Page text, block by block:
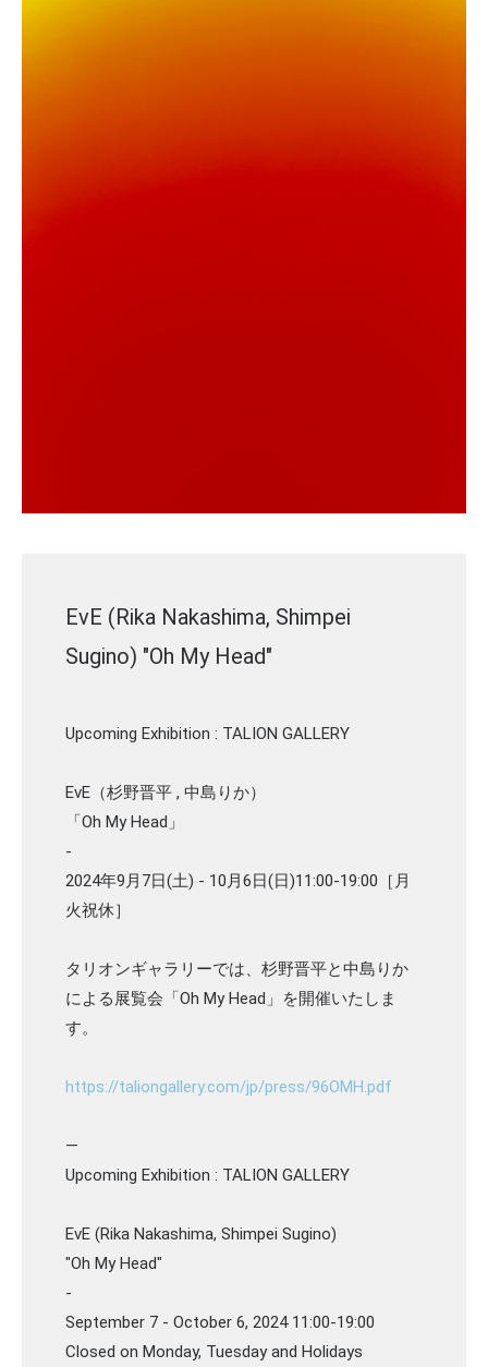
EvE (Rika Nakashima, Shimpei
Sugino) "Oh My Head"
Upcoming Exhibition : TALION GALLERY
EvE（杉野晋平 , 中島りか）
「Oh My Head」
-
2024年9月7日(土) - 10月6日(日)11:00-19:00［月
火祝休］
タリオンギャラリーでは、杉野晋平と中島りか
による展覧会「Oh My Head」を開催いたしま
す。
https://taliongallery.com/jp/press/96OMH.pdf
—
Upcoming Exhibition : TALION GALLERY
EvE (Rika Nakashima, Shimpei Sugino)
"Oh My Head"
-
September 7 - October 6, 2024 11:00-19:00
Closed on Monday, Tuesday and Holidays